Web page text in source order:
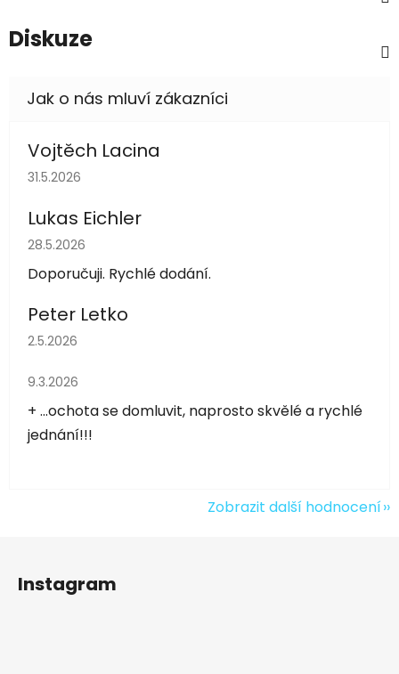
Diskuze
Vojtěch Lacina
Hodnocení obchodu je 5 z 5 hvězdiček.
31.5.2026
Lukas Eichler
Hodnocení obchodu je 5 z 5 hvězdiček.
28.5.2026
Doporučuji. Rychlé dodání.
Peter Letko
Hodnocení obchodu je 5 z 5 hvězdiček.
2.5.2026
Hodnocení obchodu je 5 z 5 hvězdiček.
9.3.2026
+ ...ochota se domluvit, naprosto skvělé a rychlé
jednání!!!
Zobrazit další hodnocení
Instagram